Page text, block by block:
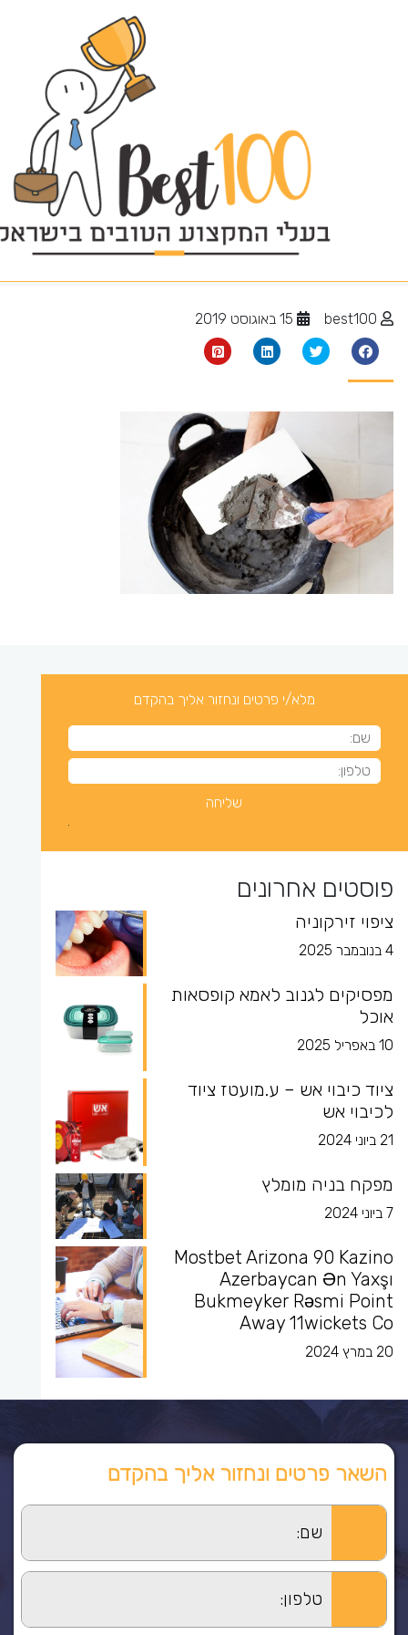
איטום בניין משותף
מלא/י פרטים ונחזור אליך בהקדם
פוסטים אחרונים
ציפוי זירקוניה
4 בנובמבר 2025
מפסיקים לגנוב לאמא קופסאות
אוכל
10 באפריל 2025
ציוד כיבוי אש – ע.מועטז ציוד
לכיבוי אש
21 ביוני 2024
מפקח בניה מומלץ
7 ביוני 2024
Mostbet Arizona 90 Kazino
Azerbaycan Ən Yaxşı
Bukmeyker Rəsmi Point
Away 11wickets Co
20 במרץ 2024
השאר פרטים ונחזור אליך בהקדם